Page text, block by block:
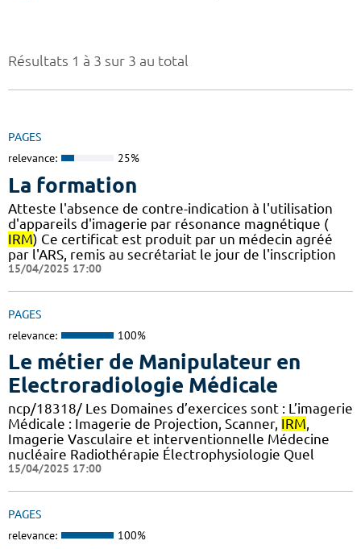
Résultats 1 à 3 sur 3 au total
PAGES
relevance: 25%
La formation
Atteste l'absence de contre-indication à l'utilisation
d'appareils d'imagerie par résonance magnétique (
IRM) Ce certificat est produit par un médecin agréé
par l'ARS, remis au secrétariat le jour de l'inscription
15/04/2025 17:00
PAGES
relevance: 100%
Le métier de Manipulateur en
Electroradiologie Médicale
ncp/18318/ Les Domaines d’exercices sont : L’imagerie
Médicale : Imagerie de Projection, Scanner, IRM,
Imagerie Vasculaire et interventionnelle Médecine
nucléaire Radiothérapie Électrophysiologie Quel
15/04/2025 17:00
PAGES
relevance: 100%